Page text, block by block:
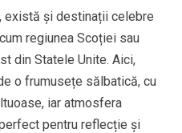
există și destinații celebre
regiunea Scoției sau
din Statele Unite. Aici,
o frumusețe sălbatică, cu
iar atmosfera
pentru reflecție și